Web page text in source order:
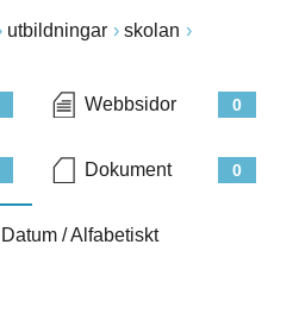
utbildningar skolan
0
Webbsidor
0
Dokument
Datum /Alfabetiskt